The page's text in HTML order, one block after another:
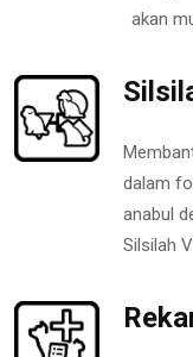
akan
dalam
anabul
Silsilah